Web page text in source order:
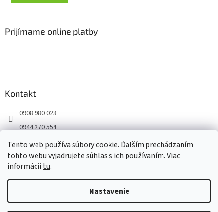
Tento web používa súbory cookie. Ďalším prechádzaním
tohto webu vyjadrujete súhlas s ich používaním. Viac
informáciítu.
Nastavenie
Prijímame online platby
Kontakt
0908 980 023
0944 270 554
Facebook